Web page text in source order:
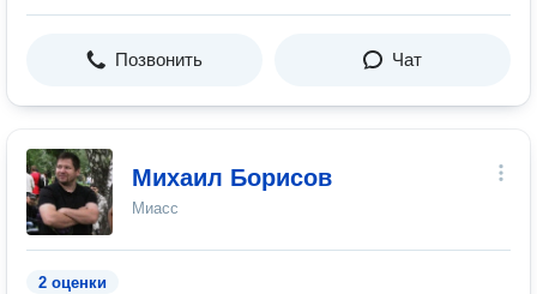
Позвонить Чат
Михаил Борисов
Миасс
2 оценки